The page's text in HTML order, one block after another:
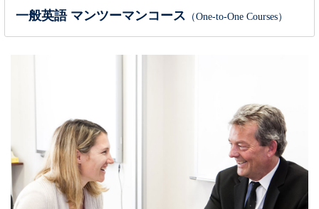
一般英語 マンツーマンコース （One-to-One Courses）